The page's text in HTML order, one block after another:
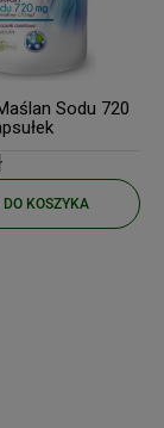
Sodu 720
DO KOSZYKA